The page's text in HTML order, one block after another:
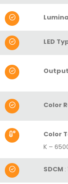
LED
Color
Color
K –
SDCM: